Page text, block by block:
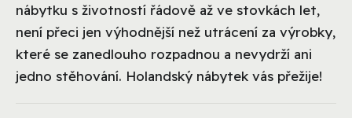
nábytku s životností řádově až ve stovkách let,
není přeci jen výhodnější než utrácení za výrobky,
které se zanedlouho rozpadnou a nevydrží ani
jedno stěhování. Holandský nábytek vás přežije!